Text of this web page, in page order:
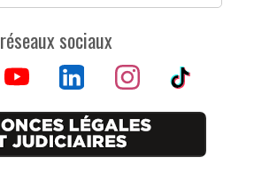
réseaux sociaux